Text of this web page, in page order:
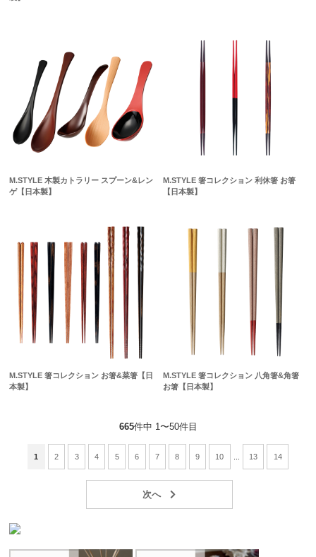
M.STYLE 木製カトラリー スプーン&レン
ゲ【日本製】
M.STYLE 箸コレクション 利休箸 お箸
【日本製】
M.STYLE 箸コレクション お箸&菜箸【日
本製】
M.STYLE 箸コレクション 八角箸&角箸
お箸【日本製】
665件中 1〜50件目
1 2 3 4 5 6 7 8 9 10 13 14